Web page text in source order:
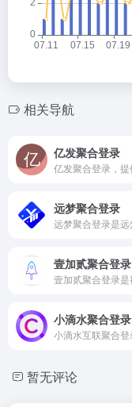
相关导航
亿发聚合登录
远梦聚合登录
壹加贰聚合登录
小滴水聚合登录
暂无评论